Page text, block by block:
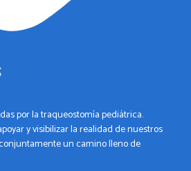
por la traqueostomía pediátrica.
y visibilizar la realidad de nuestros
un camino lleno de